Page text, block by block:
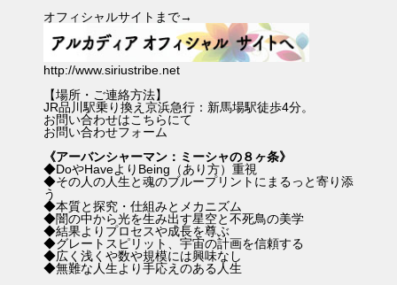
オフィシャルサイトまで→
http://www.siriustribe.net
【場所・ご連絡方法】
JR品川駅乗り換え京浜急行：新馬場駅徒歩4分。
お問い合わせはこちらにて
お問い合わせフォーム
《アーバンシャーマン：ミーシャの８ヶ条》
◆DoやHaveよりBeing（あり方）重視
◆その人の人生と魂のブループリントにまるっと寄り添
う
◆本質と探究・仕組みとメカニズム
◆闇の中から光を生み出す星空と不死鳥の美学
◆結果よりプロセスや成長を尊ぶ
◆グレートスピリット、宇宙の計画を信頼する
◆広く浅くや数や規模には興味なし
◆無難な人生より手応えのある人生